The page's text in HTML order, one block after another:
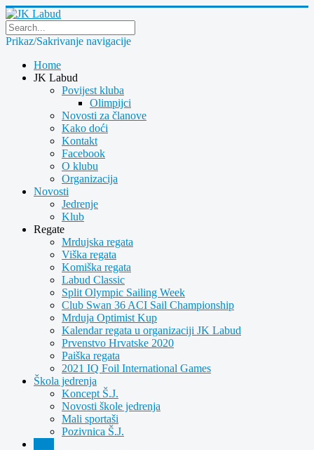
Prikaz/Sakrivanje navigacije
Home
JK Labud
Povijest kluba
Olimpijci
Novosti za članove
Kako doći
Kontakt
Facebook
O klubu
Organizacija
Novosti
Jedrenje
Klub
Regate
Mrdujska regata
Viška regata
Komiška regata
Labud Classic
Split Olympic Sailing Week
Club Swan 36 ACI Sail Championship
Mrduja Optimist Kup
Kalendar regata u organizaciji JK Labud
Prvenstvo Hrvatske 2020
Paiška regata
2021 IQ Foil International Games
Škola jedrenja
Koncept Š.J.
Novosti škole jedrenja
Mali sportaši
Pozivnica Š.J.